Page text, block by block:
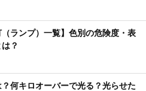
（ランプ）一覧】色別の危険度・表
？
何キロオーバーで光る？光らせた